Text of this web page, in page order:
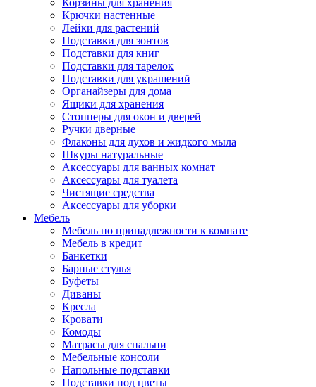
Корзины для хранения
Крючки настенные
Лейки для растений
Подставки для зонтов
Подставки для книг
Подставки для тарелок
Подставки для украшений
Органайзеры для дома
Ящики для хранения
Стопперы для окон и дверей
Ручки дверные
Флаконы для духов и жидкого мыла
Шкуры натуральные
Аксессуары для ванных комнат
Аксессуары для туалета
Чистящие средства
Аксессуары для уборки
Мебель
Мебель по принадлежности к комнате
Мебель в кредит
Банкетки
Барные стулья
Буфеты
Диваны
Кресла
Кровати
Комоды
Матрасы для спальни
Мебельные консоли
Напольные подставки
Подставки под цветы